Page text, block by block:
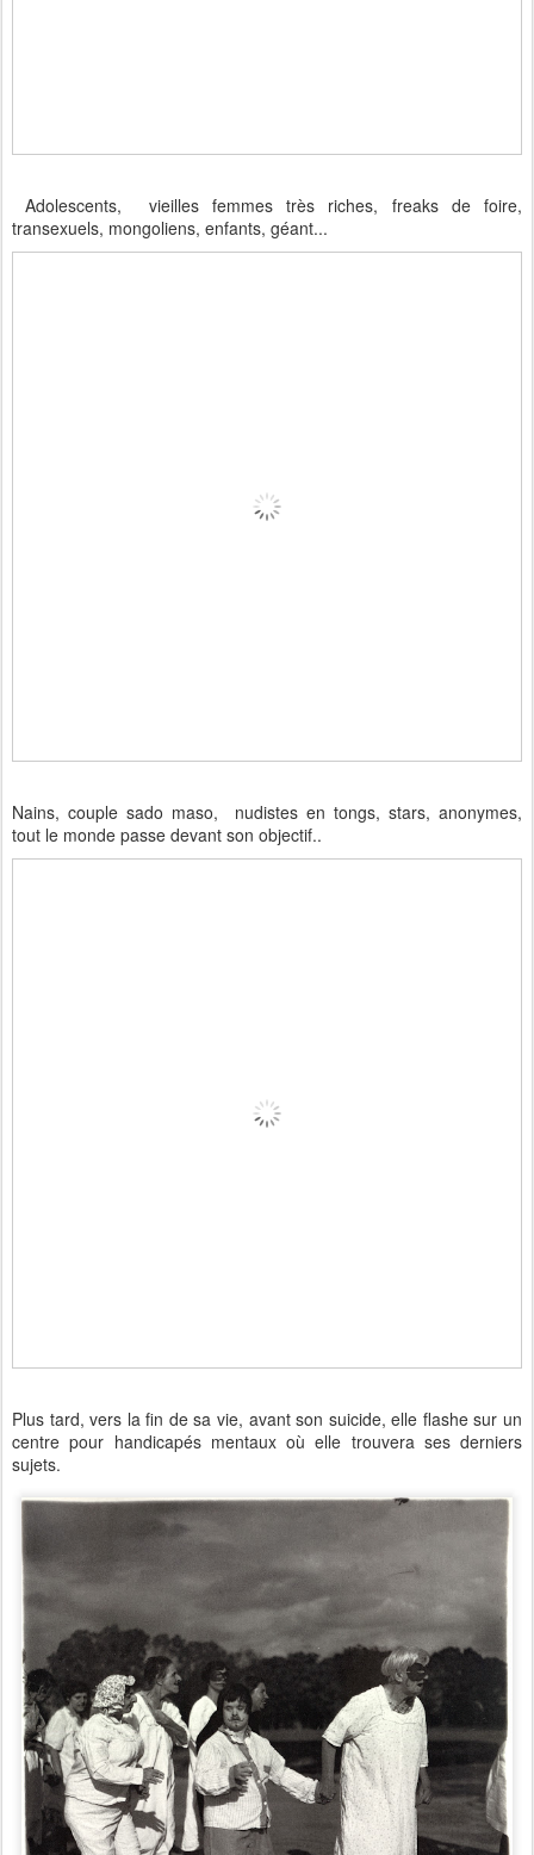
Adolescents, vieilles femmes très riches, freaks de foire,
transexuels, mongoliens, enfants, géant...
Nains, couple sado maso, nudistes en tongs, stars, anonymes,
tout le monde passe devant son objectif..
Plus tard, vers la fin de sa vie, avant son suicide, elle flashe sur un
centre pour handicapés mentaux où elle trouvera ses derniers
sujets.